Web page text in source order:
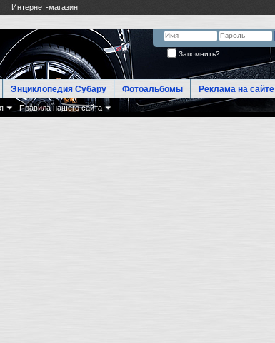
Запомнить?
Правила нашего сайта
Энциклопедия Субару Фотоальбомы Реклама на сайте